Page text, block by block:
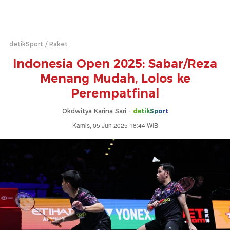
detikSport Raket
Indonesia Open 2025: Sabar/Reza
Menang Mudah, Lolos ke
Perempatfinal
Okdwitya Karina Sari - detikSport
Kamis, 05 Jun 2025 18:44 WIB